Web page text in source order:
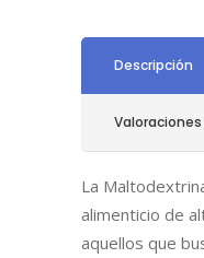
Descripción
La
alimenticio de
aquellos que